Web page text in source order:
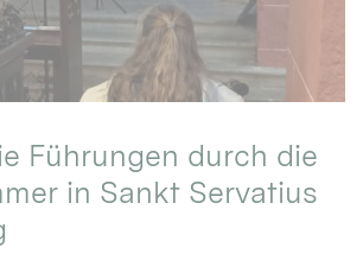
Führungen durch die
in Sankt Servatius